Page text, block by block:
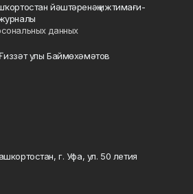
йәштәренәң ижтимағи-
данных
улы Баймөхәмәтов
г. Уфа, ул. 50 летия